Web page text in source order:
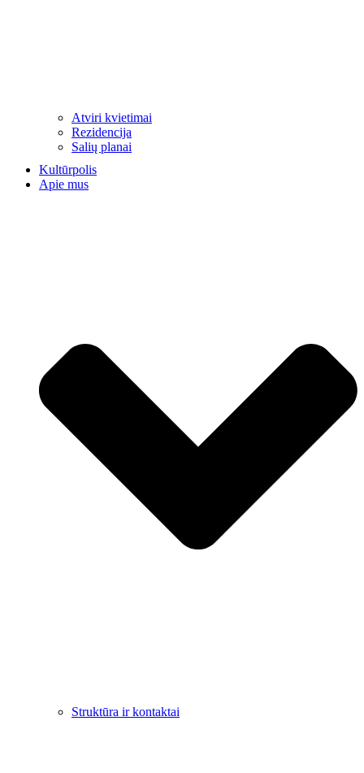
Atviri kvietimai
Rezidencija
Salių planai
Kultūrpolis
Apie mus
Struktūra ir kontaktai